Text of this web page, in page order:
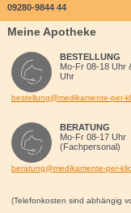
09280-9844 44
Meine Apotheke
BESTELLUNG
Mo-Fr 08-18 Uhr
Uhr
bestellung@medikamente-per-
BERATUNG
Mo-Fr 08-17 Uhr
(Fachpersonal)
beratung@medikamente-per-
(Telefonkosten sind abhängig